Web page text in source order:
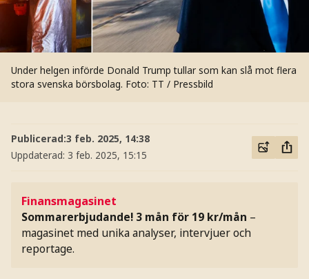
Under helgen införde Donald Trump tullar som kan slå mot flera
stora svenska börsbolag. Foto: TT / Pressbild
Publicerad:3 feb. 2025, 14:38
Uppdaterad: 3 feb. 2025, 15:15
Finansmagasinet
Sommarerbjudande! 3 mån för 19 kr/mån –
magasinet med unika analyser, intervjuer och
reportage.